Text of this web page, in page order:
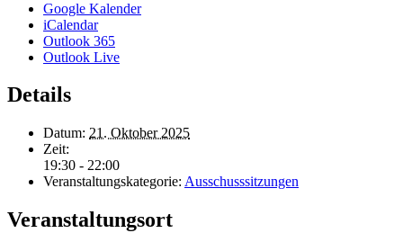
Google Kalender
iCalendar
Outlook 365
Outlook Live
Details
Datum: 21. Oktober 2025
Zeit:
19:30 - 22:00
Veranstaltungskategorie: Ausschusssitzungen
Veranstaltungsort